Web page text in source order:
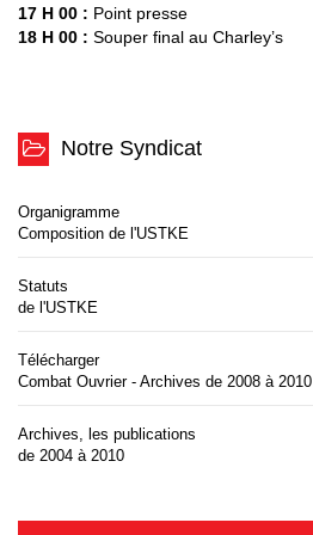
17 H 00 : Point presse
18 H 00 : Souper final au Charley’s
Notre Syndicat
Organigramme
Composition de l'USTKE
Statuts
de l'USTKE
Télécharger
Combat Ouvrier - Archives de 2008 à 2010
Archives, les publications
de 2004 à 2010